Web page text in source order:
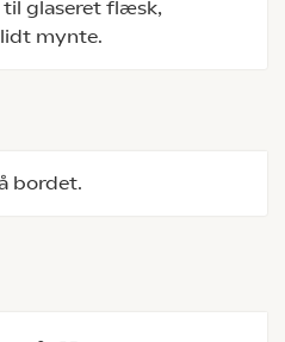
til glaseret flæsk,
mynte.
bordet.